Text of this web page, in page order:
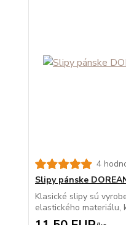
4
Slipy pánske
Klasické slipy sú
elastického materiálu,